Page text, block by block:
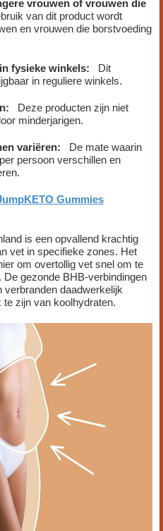
vrouwen of vrouwen die
van dit product wordt
en vrouwen die borstvoeding
fysieke winkels: Dit
in reguliere winkels.
Deze producten zijn niet
minderjarigen.
variëren: De mate waarin
persoon verschillen en
Gummies
is een opvallend krachtig
vet in specifieke zones. Het
om overtollig vet snel om te
gezonde BHB-verbindingen
daadwerkelijk
zijn van koolhydraten.